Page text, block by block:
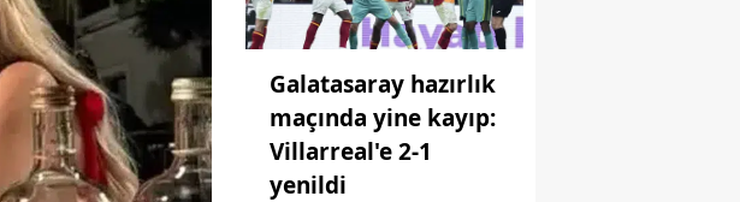
Galatasaray hazırlık
maçında yine kayıp:
Villarreal'e 2-1
yenildi